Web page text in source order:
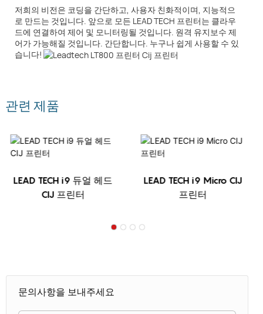
저희의 비전은 코딩을 간단하고, 사용자 친화적이며, 지능적으
로 만드는 것입니다. 앞으로 모든 LEAD TECH 프린터는 클라우
드에 연결하여 제어 및 모니터링될 것입니다. 원격 유지보수 제
어가 가능해질 것입니다. 간단합니다. 누구나 쉽게 사용할 수 있
습니다!
관련 제품
i9 듀얼 헤드
LEAD TECH i9 Micro CIJ
LEAD TECH
문의사항을 보내주세요